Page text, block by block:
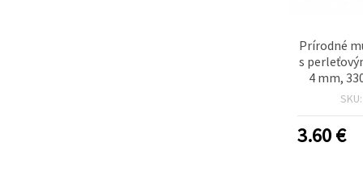
Prírodné
s
4 mm,
SKU:
3.60€